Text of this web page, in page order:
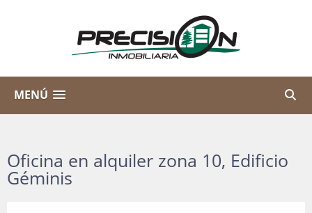
MENÚ
Oficina en alquiler zona 10, Edificio
Géminis